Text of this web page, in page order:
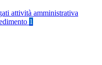
attività amministrativa
1